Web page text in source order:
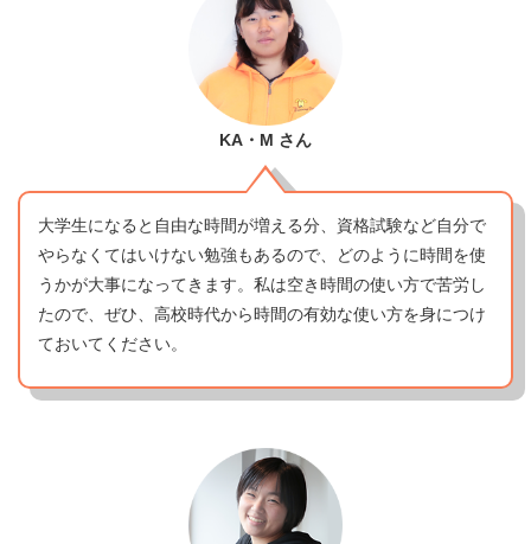
KA・M さん
大学生になると自由な時間が増える分、資格試験など自分で
やらなくてはいけない勉強もあるので、どのように時間を使
うかが大事になってきます。私は空き時間の使い方で苦労し
たので、ぜひ、高校時代から時間の有効な使い方を身につけ
ておいてください。